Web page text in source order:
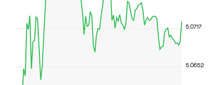
5.0652
5.0717